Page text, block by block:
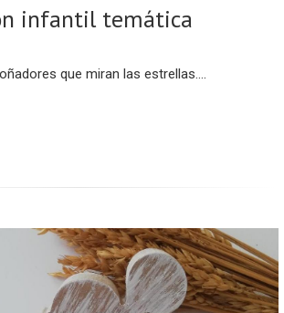
infantil temática
que miran las estrellas....